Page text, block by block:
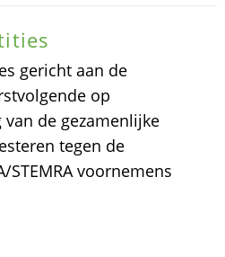
gericht aan de
op
de gezamenlijke
tegen de
voornemens